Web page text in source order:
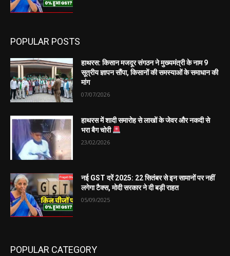
POPULAR POSTS
हाथरस: किसान मजदूर संगठन ने मुख्यमंत्री के नाम 9
सूत्रीय ज्ञापन सौंपा, किसानों की समस्याओं के समाधान की
मांग
07/07/2026
हाथरस में शादी समारोह से लाखों के जेवर और नकदी से
भरा बैग चोरी
23/02/2026
नई GST दरें 2025: 22 सितंबर से इन सामानों पर नहीं
लगेगा टैक्स, मोदी सरकार ने दी बड़ी राहत
05/09/2025
POPULAR CATEGORY